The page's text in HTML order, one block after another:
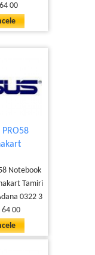
00
PRO58
Notebook
Tamiri
0322 3
64 00